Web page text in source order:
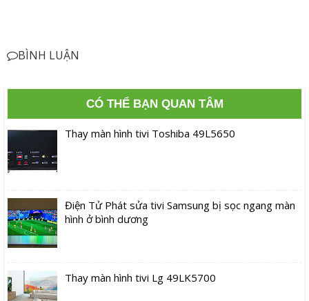
BÌNH LUẬN
CÓ THỂ BẠN QUAN TÂM
Thay màn hình tivi Toshiba 49L5650
Điện Tử Phát sửa tivi Samsung bị sọc ngang màn
hình ở bình dương
Thay màn hình tivi Lg 49LK5700